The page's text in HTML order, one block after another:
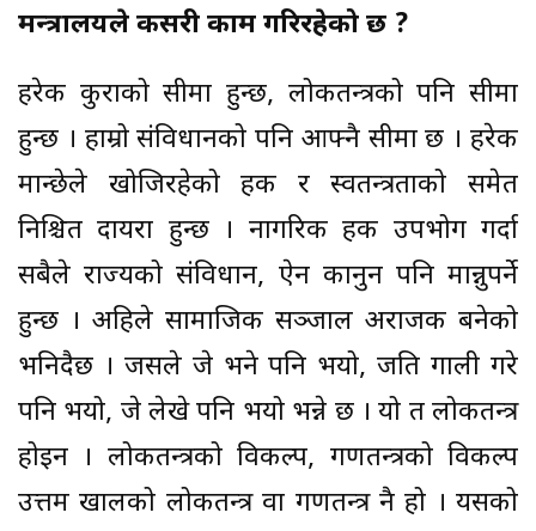
मन्त्रालयले कसरी काम गरिरहेको छ ?
हरेक कुराको सीमा हुन्छ, लोकतन्त्रको पनि सीमा
हुन्छ । हाम्रो संविधानको पनि आफ्नै सीमा छ । हरेक
मान्छेले खोजिरहेको हक र स्वतन्त्रताको समेत
निश्चित दायरा हुन्छ । नागरिक हक उपभोग गर्दा
सबैले राज्यको संविधान, ऐन कानुन पनि मान्नुपर्ने
हुन्छ । अहिले सामाजिक सञ्जाल अराजक बनेको
भनिदैछ । जसले जे भने पनि भयो, जति गाली गरे
पनि भयो, जे लेखे पनि भयो भन्ने छ । यो त लोकतन्त्र
होइन । लोकतन्त्रको विकल्प, गणतन्त्रको विकल्प
उत्तम खालको लोकतन्त्र वा गणतन्त्र नै हो । यसको